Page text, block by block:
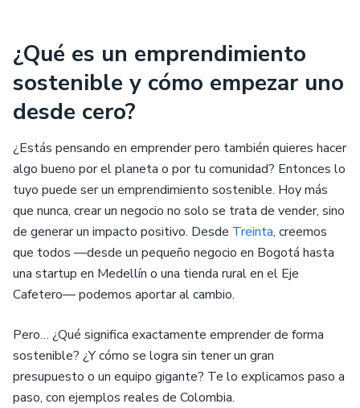
¿Qué es un emprendimiento
sostenible y cómo empezar uno
desde cero?
¿Estás pensando en emprender pero también quieres hacer
algo bueno por el planeta o por tu comunidad? Entonces lo
tuyo puede ser un emprendimiento sostenible. Hoy más
que nunca, crear un negocio no solo se trata de vender, sino
de generar un impacto positivo. Desde Treinta, creemos
que todos —desde un pequeño negocio en Bogotá hasta
una startup en Medellín o una tienda rural en el Eje
Cafetero— podemos aportar al cambio.
Pero… ¿Qué significa exactamente emprender de forma
sostenible? ¿Y cómo se logra sin tener un gran
presupuesto o un equipo gigante? Te lo explicamos paso a
paso, con ejemplos reales de Colombia.